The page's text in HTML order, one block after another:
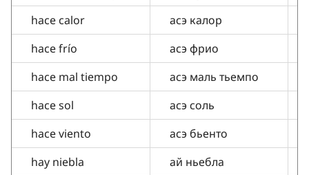
hace calor
асэ калор
hace frío
асэ фрио
hace mal tiempo
асэ маль тьемпо
hace sol
асэ соль
hace viento
асэ бьенто
hay niebla
ай ньебла